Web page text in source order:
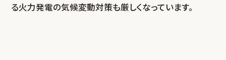
る火力発電の気候変動対策も厳しくなっています。